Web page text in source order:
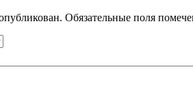
Обязательные поля